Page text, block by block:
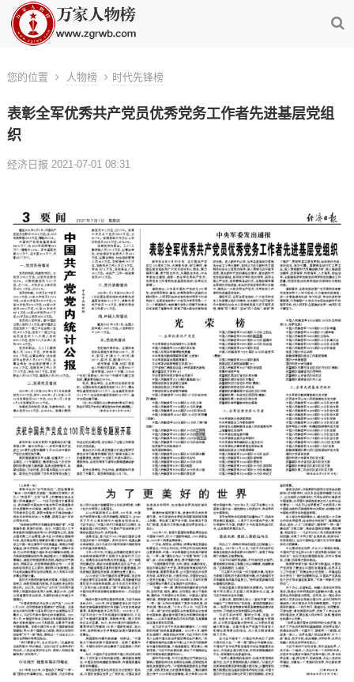
您的位置 人物榜 时代先锋榜
表彰全军优秀共产党员优秀党务工作者先进基层党组
织
经济日报 2021-07-01 08:31